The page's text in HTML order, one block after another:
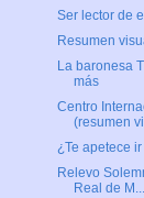
Ser lector de
Resumen
La baronesa
más
Centro
(resumen
¿Te apetece
Relevo
Real de M...